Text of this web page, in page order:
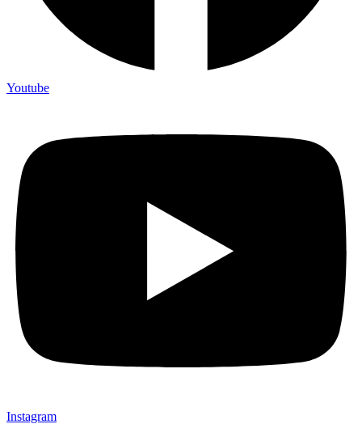
Youtube
Instagram